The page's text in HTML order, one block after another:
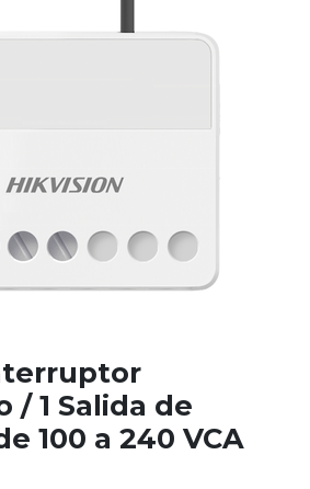
/ 1 Salida de
100 a 240 VCA